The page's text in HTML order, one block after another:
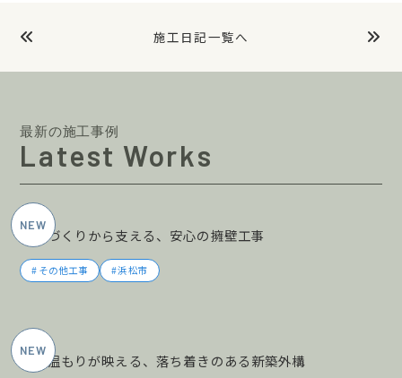
施工日記一覧へ
最新の施工事例
Latest Works
土地づくりから支える、安心の擁壁工事
その他工事 浜松市
木の温もりが映える、落ち着きのある新築外構